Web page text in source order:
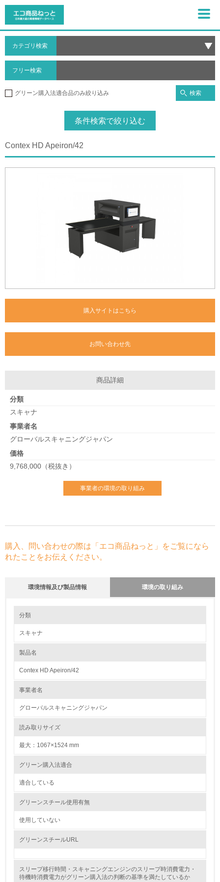
カテゴリ検索
フリー検索
グリーン購入法適合品のみ絞り込み 検索
条件検索で絞り込む
Contex HD Apeiron/42
購入サイトはこちら
お問い合わせ先
商品詳細
分類
スキャナ
事業者名
グローバルスキャニングジャパン
価格
9,768,000（税抜き）
事業者の環境の取り組み
購入、問い合わせの際は「エコ商品ねっと」をご覧になら
れたことをお伝えください。
環境情報及び製品情報 環境の取り組み
1.環境取り組み体制
環境取り組み体制と成果を定期的に検証して次の活動に活
分類
スキャナ
製品名
Contex HD Apeiron/42
事業者名
グローバルスキャニングジャパン
読み取りサイズ
最大：1067×1524 mm
グリーン購入法適合
適合している
グリーンスチール使用有無
使用していない
グリーンスチールURL
スリープ移行時間・スキャニングエンジンのスリープ時消費電力・
待機時消費電力がグリーン購入法の判断の基準を満たしているか